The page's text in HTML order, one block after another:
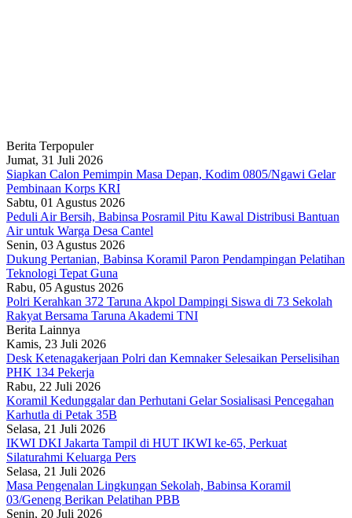
Berita Terpopuler
Jumat, 31 Juli 2026
Siapkan Calon Pemimpin Masa Depan, Kodim 0805/Ngawi Gelar
Pembinaan Korps KRI
Sabtu, 01 Agustus 2026
Peduli Air Bersih, Babinsa Posramil Pitu Kawal Distribusi Bantuan
Air untuk Warga Desa Cantel
Senin, 03 Agustus 2026
Dukung Pertanian, Babinsa Koramil Paron Pendampingan Pelatihan
Teknologi Tepat Guna
Rabu, 05 Agustus 2026
Polri Kerahkan 372 Taruna Akpol Dampingi Siswa di 73 Sekolah
Rakyat Bersama Taruna Akademi TNI
Berita Lainnya
Kamis, 23 Juli 2026
Desk Ketenagakerjaan Polri dan Kemnaker Selesaikan Perselisihan
PHK 134 Pekerja
Rabu, 22 Juli 2026
Koramil Kedunggalar dan Perhutani Gelar Sosialisasi Pencegahan
Karhutla di Petak 35B
Selasa, 21 Juli 2026
IKWI DKI Jakarta Tampil di HUT IKWI ke-65, Perkuat
Silaturahmi Keluarga Pers
Selasa, 21 Juli 2026
Masa Pengenalan Lingkungan Sekolah, Babinsa Koramil
03/Geneng Berikan Pelatihan PBB
Senin, 20 Juli 2026